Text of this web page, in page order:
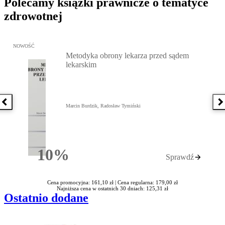
zdrowotnej
Poprzednia książka
Przejdź do: Metodyka obrony lekarza przed sądem lekarskim,
NOWOŚĆ
10%Rabatu
Metodyka obrony lekarza przed sądem
lekarskim
Marcin Burdzik, Radosław Tymiński
Sprawdź
Cena promocyjna: 161,10 zł | Cena regularna: 179,00 zł
Najniższa cena w ostatnich 30 dniach: 125,31 zł
Ostatnio dodane